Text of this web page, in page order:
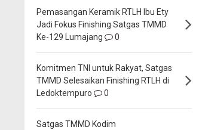
Pemasangan Keramik RTLH Ibu Ety
Jadi Fokus Finishing Satgas TMMD
Ke-129 Lumajang
0
Komitmen TNI untuk Rakyat, Satgas
TMMD Selesaikan Finishing RTLH di
Ledoktempuro
0
Satgas TMMD Kodim